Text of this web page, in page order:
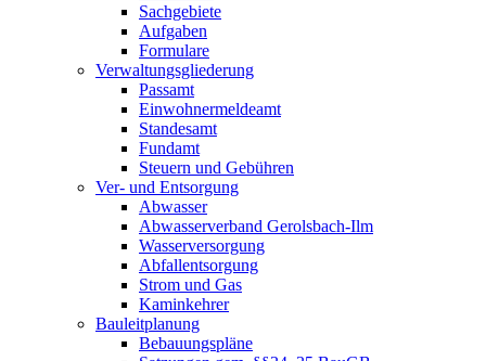
Sachgebiete
Aufgaben
Formulare
Verwaltungsgliederung
Passamt
Einwohnermeldeamt
Standesamt
Fundamt
Steuern und Gebühren
Ver- und Entsorgung
Abwasser
Abwasserverband Gerolsbach-Ilm
Wasserversorgung
Abfallentsorgung
Strom und Gas
Kaminkehrer
Bauleitplanung
Bebauungspläne